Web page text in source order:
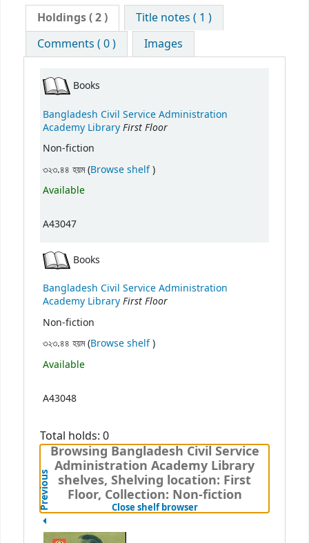
Holdings( 2 )
Title notes ( 1 )
Comments ( 0 )
Images
Books
Bangladesh Civil Service Administration
Academy LibraryFirst Floor
Non-fiction
৩২৩.৪৪ হয়ম (Browse shelf(Opens below)
)
Available
A43047
Books
Bangladesh Civil Service Administration
Academy LibraryFirst Floor
Non-fiction
৩২৩.৪৪ হয়ম (Browse shelf(Opens below)
)
Available
A43048
Total holds: 0
Browsing Bangladesh Civil Service
Administration Academy Library
shelves, Shelving location: First
Floor, Collection: Non-fiction
Close shelf browser(Hides shelf browser)
Previous